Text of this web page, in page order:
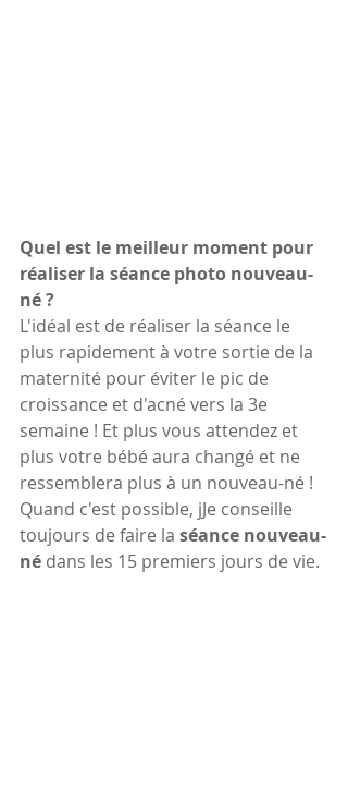
Quel est le meilleur moment pour
réaliser la séance photo nouveau-
né ?
L'idéal est de réaliser la séance le
plus rapidement à votre sortie de la
maternité pour éviter le pic de
croissance et d'acné vers la 3e
semaine ! Et plus vous attendez et
plus votre bébé aura changé et ne
ressemblera plus à un nouveau-né !
Quand c'est possible, jJe conseille
toujours de faire la séance nouveau-
né dans les 15 premiers jours de vie.